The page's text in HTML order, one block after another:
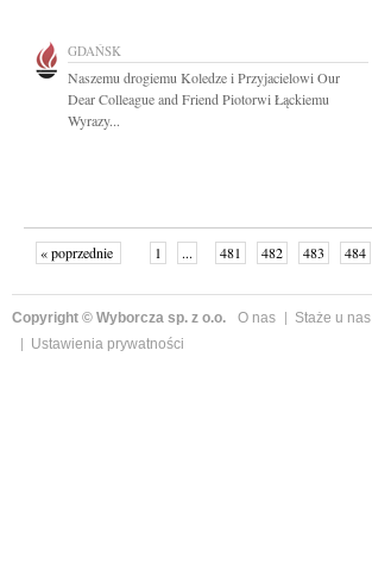
GDAŃSK
Naszemu drogiemu Koledze i Przyjacielowi Our
Dear Colleague and Friend Piotorwi Łąckiemu
Wyrazy...
« poprzednie 1 ... 481 482 483 484
Copyright © Wyborcza sp. z o.o. O nas Staże u nas
Ustawienia prywatności